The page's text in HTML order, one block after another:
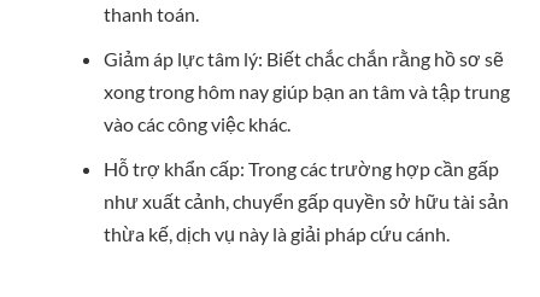
thanh toán.
Giảm áp lực tâm lý: Biết chắc chắn rằng hồ sơ sẽ
xong trong hôm nay giúp bạn an tâm và tập trung
vào các công việc khác.
Hỗ trợ khẩn cấp: Trong các trường hợp cần gấp
như xuất cảnh, chuyển gấp quyền sở hữu tài sản
thừa kế, dịch vụ này là giải pháp cứu cánh.